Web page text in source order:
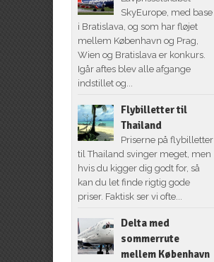
SkyEurope, med base
i Bratislava, og som har fløjet
mellem København og Prag,
Wien og Bratislava er konkurs.
Igår aftes blev alle afgange
indstillet og...
Flybilletter til
Thailand
Priserne på flybilletter
til Thailand svinger meget, men
hvis du kigger dig godt for, så
kan du let finde rigtig gode
priser. Faktisk ser vi ofte...
Delta med
sommerrute
mellem København